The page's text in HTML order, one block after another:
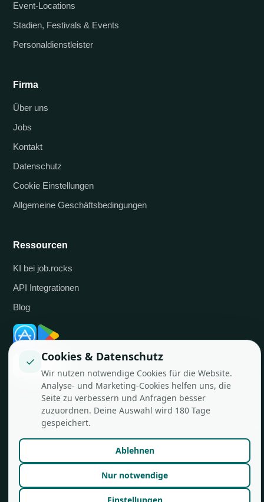
Event-Locations
Stadien, Festivals & Events
Personaldienstleister
Firma
Über uns
Jobs
Kontakt
Datenschutz
Cookie Einstellungen
Allgemeine Geschäftsbedingungen
Ressourcen
KI bei job.rocks
API Integrationen
Blog
© job.rocks AG
✓ Cookies & Datenschutz
Wir nutzen notwendige Cookies für die Website.
Analyse- und Marketing-Cookies helfen uns, die
Seite zu verbessern und Anfragen besser
zuzuordnen. Deine Auswahl wird 180 Tage
gespeichert.
Ablehnen
Nur notwendige